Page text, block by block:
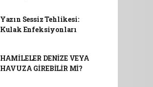
Yazın Sessiz Tehlikesi:
Kulak Enfeksiyonları
HAMİLELER DENİZE VEYA
HAVUZA GİREBİLİR Mİ?